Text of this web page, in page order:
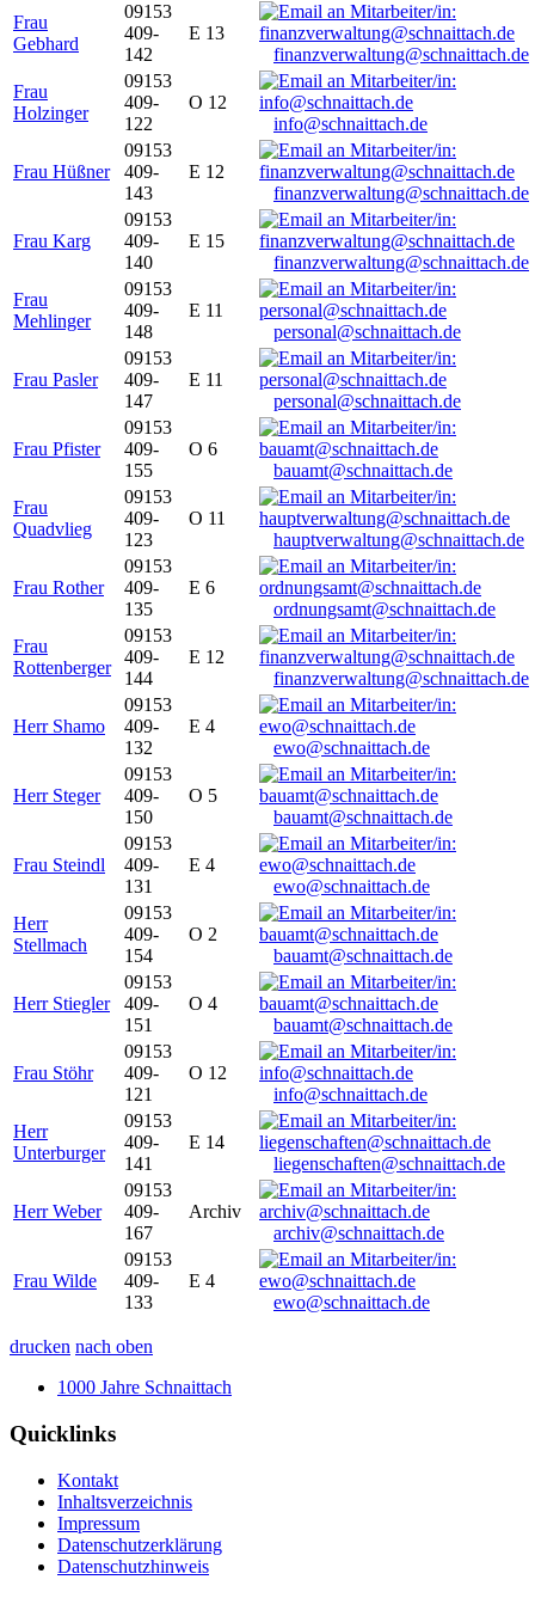
Frau
Gebhard
09153
409-
142
E 13
finanzverwaltung@schnaittach.de
Frau
Holzinger
09153
409-
122
O 12
info@schnaittach.de
Frau Hüßner
09153
409-
143
E 12
finanzverwaltung@schnaittach.de
Frau Karg
09153
409-
140
E 15
finanzverwaltung@schnaittach.de
Frau
Mehlinger
09153
409-
148
E 11
personal@schnaittach.de
Frau Pasler
09153
409-
147
E 11
personal@schnaittach.de
Frau Pfister
09153
409-
155
O 6
bauamt@schnaittach.de
Frau
Quadvlieg
09153
409-
123
O 11
hauptverwaltung@schnaittach.de
Frau Rother
09153
409-
135
E 6
ordnungsamt@schnaittach.de
Frau
Rottenberger
09153
409-
144
E 12
finanzverwaltung@schnaittach.de
Herr Shamo
09153
409-
132
E 4
ewo@schnaittach.de
Herr Steger
09153
409-
150
O 5
bauamt@schnaittach.de
Frau Steindl
09153
409-
131
E 4
ewo@schnaittach.de
Herr
Stellmach
09153
409-
154
O 2
bauamt@schnaittach.de
Herr Stiegler
09153
409-
151
O 4
bauamt@schnaittach.de
Frau Stöhr
09153
409-
121
O 12
info@schnaittach.de
Herr
Unterburger
09153
409-
141
E 14
liegenschaften@schnaittach.de
Herr Weber
09153
409-
167
Archiv
archiv@schnaittach.de
Frau Wilde
09153
409-
133
E 4
ewo@schnaittach.de
drucken nach oben
1000 Jahre Schnaittach
Quicklinks
Kontakt
Inhaltsverzeichnis
Impressum
Datenschutzerklärung
Datenschutzhinweis